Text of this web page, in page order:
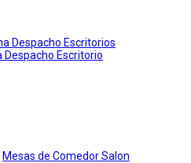
Despacho Escritorios
Despacho Escritorio
Mesas de Comedor Salon